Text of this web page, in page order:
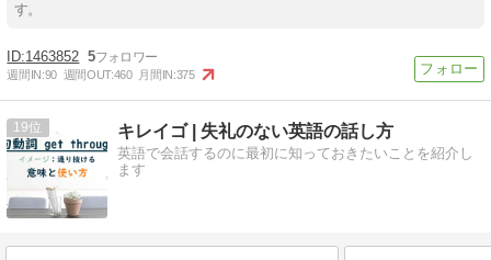
す。
1463852 5
週間IN:90 週間OUT:460 月間IN:375
19 キレイゴ | 失礼のない英語の話し方
英語で会話するのに最初に知っておきたいことを紹介し
ます